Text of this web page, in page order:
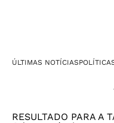
ÚLTIMAS NOTÍCIASPOLÍTICA
RESULTADO PARA A